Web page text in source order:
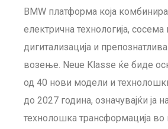
BMW платформа која
електрична технологија,
дигитализација и
возење. Neue Klasse ќе биде
од 40 нови модели и
до 2027 година, означувајќи ја
технолошка трансформација во